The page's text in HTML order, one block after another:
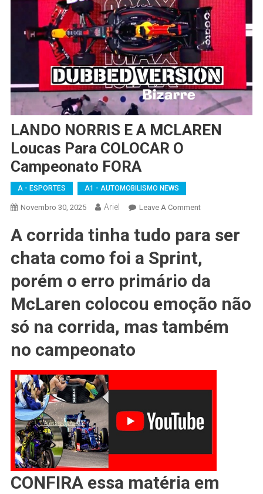
LANDO NORRIS E A MCLAREN
Loucas Para COLOCAR O
Campeonato FORA
A - ESPORTES A1 - AUTOMOBILISMO NEWS
Novembro 30, 2025 Ariel Leave A CommentOn
NORRIS
A
MCLAREN
Loucas
Para
O
A corrida tinha tudo para ser
chata como foi a Sprint,
porém o erro primário da
McLaren colocou emoção não
só na corrida, mas também
no campeonato
CONFIRA essa matéria em